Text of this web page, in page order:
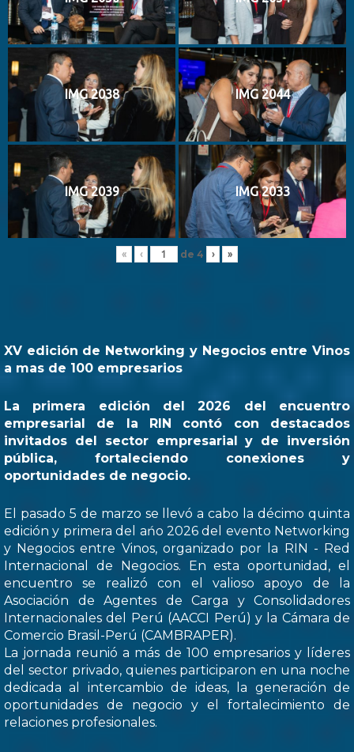
IMG 2038 IMG 2044
IMG 2039 IMG 2033
« ‹ de 4 › »
XV edición de Networking y Negocios entre Vinos
a mas de 100 empresarios
La primera edición del 2026 del encuentro
empresarial de la RIN contó con destacados
invitados del sector empresarial y de inversión
pública, fortaleciendo conexiones y
oportunidades de negocio.
El pasado 5 de marzo se llevó a cabo la décimo quinta
edición y primera del ańo 2026 del evento Networking
y Negocios entre Vinos, organizado por la RIN - Red
Internacional de Negocios. En esta oportunidad, el
encuentro se realizó con el valioso apoyo de la
Asociación de Agentes de Carga y Consolidadores
Internacionales del Perú (AACCI Perú) y la Cámara de
Comercio Brasil-Perú (CAMBRAPER).
La jornada reunió a más de 100 empresarios y líderes
del sector privado, quienes participaron en una noche
dedicada al intercambio de ideas, la generación de
oportunidades de negocio y el fortalecimiento de
relaciones profesionales.